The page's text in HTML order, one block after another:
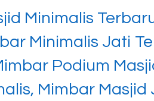
Minimalis
Minimalis Jati
Podium
Mimbar